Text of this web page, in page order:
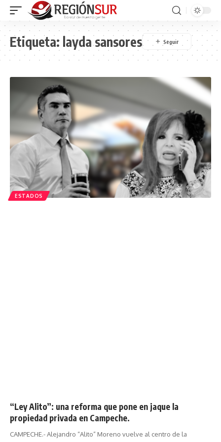
Etiqueta: layda sansores
ESTADOS
“Ley Alito”: una reforma que pone en jaque la
propiedad privada en Campeche.
CAMPECHE.- Alejandro “Alito” Moreno vuelve al centro de la